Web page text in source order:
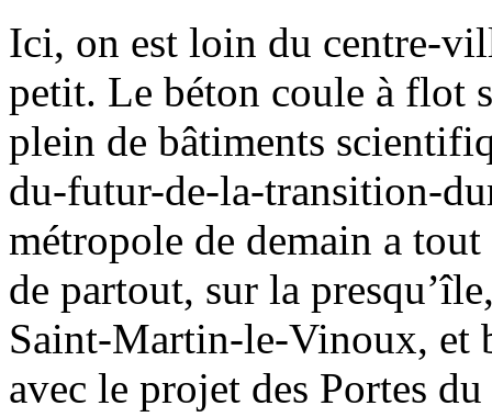
Ici, on est loin du centre-
petit. Le béton coule à flot
plein de bâtiments
du-futur-de-la-transition-
métropole de demain a
de partout, sur la
Saint-Martin-le-Vinoux, et
avec le projet des Portes